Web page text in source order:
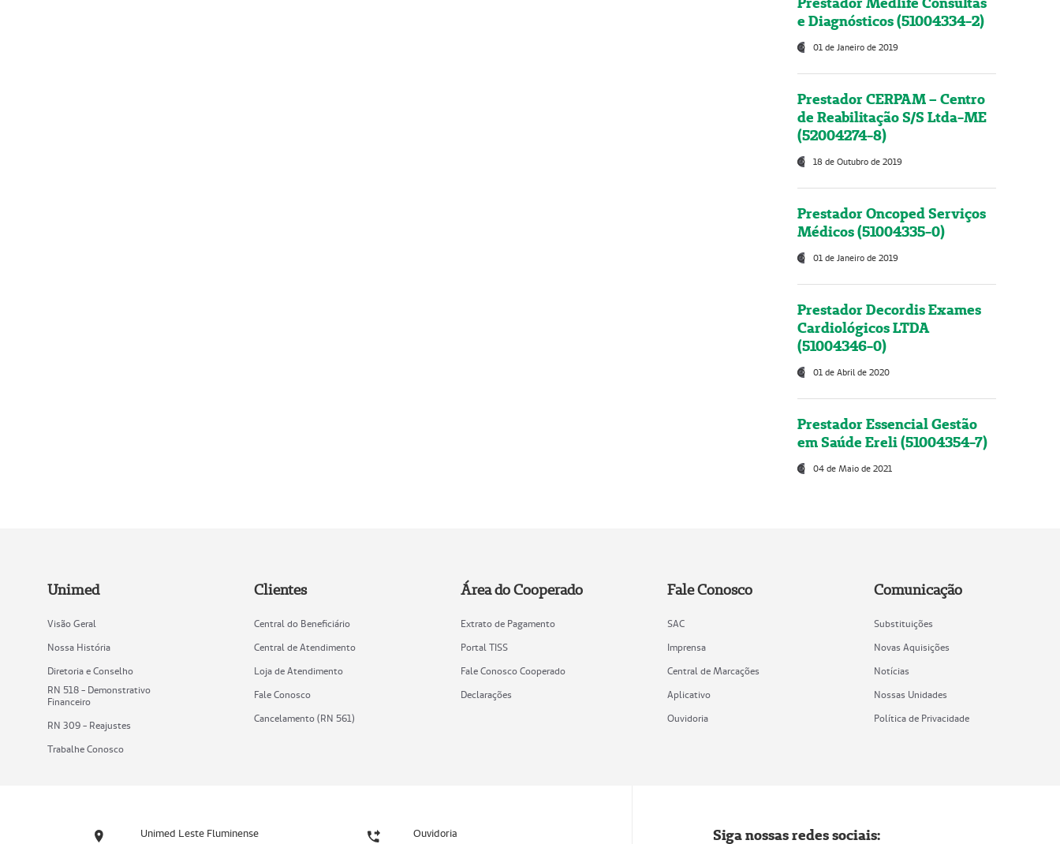
e Diagnósticos (51004334-2)
01 de Janeiro de 2019
Prestador CERPAM – Centro
de Reabilitação S/S Ltda-ME
(52004274-8)
18 de Outubro de 2019
Prestador Oncoped Serviços
Médicos (51004335-0)
01 de Janeiro de 2019
Prestador Decordis Exames
Cardiológicos LTDA
(51004346-0)
01 de Abril de 2020
Prestador Essencial Gestão
em Saúde Ereli (51004354-7)
04 de Maio de 2021
Unimed
Visão Geral
Nossa História
Diretoria e Conselho
RN 518 - Demonstrativo
Financeiro
RN 309 - Reajustes
Trabalhe Conosco
Clientes
Central do Beneficiário
Central de Atendimento
Loja de Atendimento
Fale Conosco
Cancelamento (RN 561)
Área do Cooperado
Extrato de Pagamento
Portal TISS
Fale Conosco Cooperado
Declarações
Fale Conosco
SAC
Imprensa
Central de Marcações
Aplicativo
Ouvidoria
Comunicação
Substituições
Novas Aquisições
Notícias
Nossas Unidades
Política de Privacidade
Unimed Leste Fluminense Ouvidoria Siga nossas redes sociais: